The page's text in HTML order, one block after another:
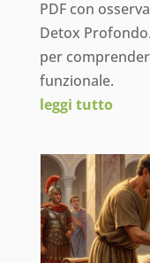
PDF con
Detox
per
funzionale.
leggi tutto